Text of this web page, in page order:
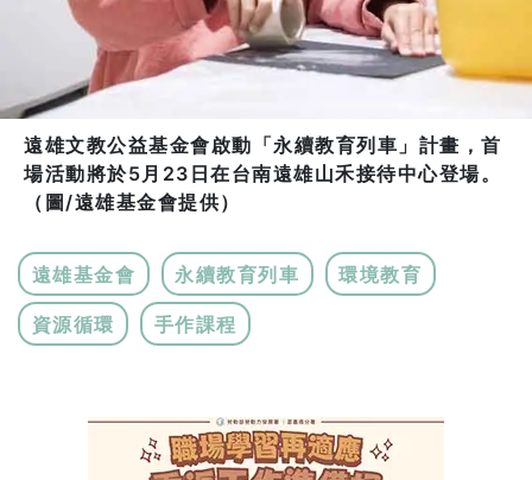
遠雄文教公益基金會啟動「永續教育列車」計畫，首
場活動將於5月23日在台南遠雄山禾接待中心登場。
（圖/遠雄基金會提供）
遠雄基金會 永續教育列車 環境教育
資源循環 手作課程